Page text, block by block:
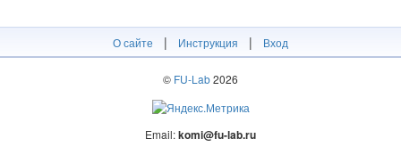
О сайте | Инструкция | Вход
© FU-Lab2026
Email:komi@fu-lab.ru